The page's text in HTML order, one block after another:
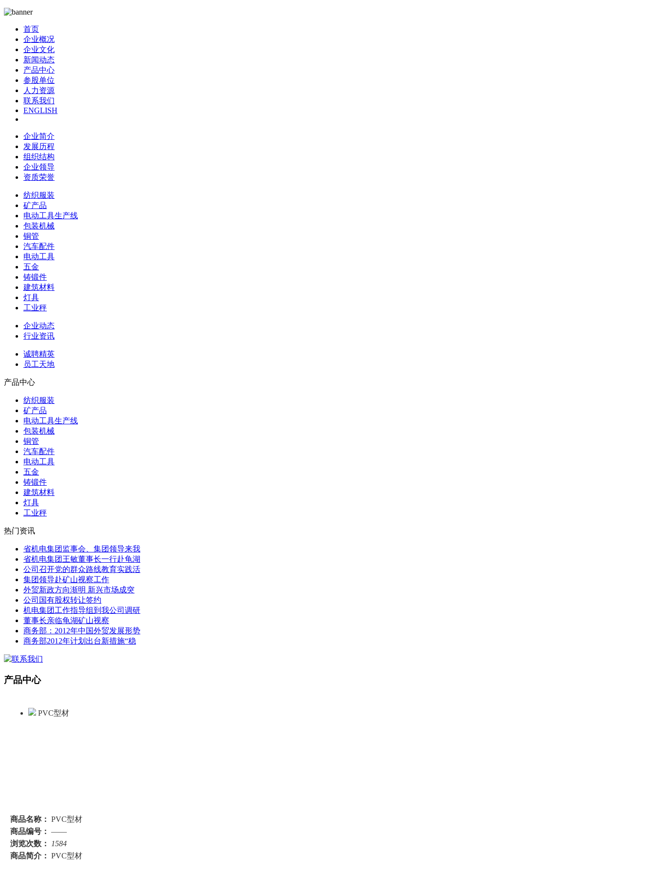
首页
企业概况
企业文化
新闻动态
产品中心
参股单位
人力资源
联系我们
ENGLISH
企业简介
发展历程
组织结构
企业领导
资质荣誉
纺织服装
矿产品
电动工具生产线
包装机械
铜管
汽车配件
电动工具
五金
铸锻件
建筑材料
灯具
工业秤
企业动态
行业资讯
诚聘精英
员工天地
产品中心
纺织服装
矿产品
电动工具生产线
包装机械
铜管
汽车配件
电动工具
五金
铸锻件
建筑材料
灯具
工业秤
热门资讯
省机电集团监事会、集团领导来我
省机电集团王敏董事长一行赴龟湖
公司召开党的群众路线教育实践活
集团领导赴矿山视察工作
外贸新政方向渐明 新兴市场成突
公司国有股权转让签约
机电集团工作指导组到我公司调研
董事长亲临龟湖矿山视察
商务部：2012年中国外贸发展形势
商务部2012年计划出台新措施“稳
产品中心
PVC型材
商品名称： PVC型材
商品编号： ——
浏览次数： 1584
商品简介： PVC型材